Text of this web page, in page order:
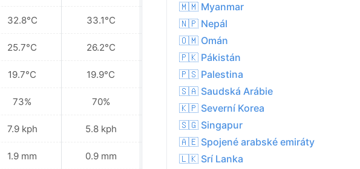
32.8°C
25.7°C
19.7°C
73%
7.9 kph
1.9 mm
33.1°C
26.2°C
19.9°C
70%
5.8 kph
0.9 mm
34.7°C
26.6°C
19.9°C
67%
7.9 kph
0.6 mm
🇲🇲 Myanmar
🇳🇵 Nepál
🇴🇲 Omán
🇵🇰 Pákistán
🇵🇸 Palestina
🇸🇦 Saudská Arábie
🇰🇵 Severní Korea
🇸🇬 Singapur
🇦🇪 Spojené arabské emiráty
🇱🇰 Srí Lanka